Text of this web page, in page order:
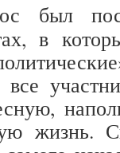
был
в
жизнь.